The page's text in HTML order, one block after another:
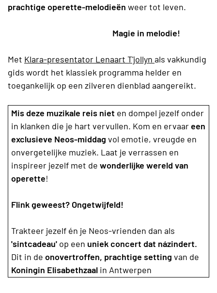
prachtige operette-melodieën weer tot leven.
Magie in melodie!
Met Klara-presentator Lenaart T'jollyn als vakkundig
gids wordt het klassiek programma helder en
toegankelijk op een zilveren dienblad aangereikt.
Mis deze muzikale reis niet en dompel jezelf onder
in klanken die je hart vervullen. Kom en ervaar een
exclusieve Neos-middag vol emotie, vreugde en
onvergetelijke muziek. Laat je verrassen en
inspireer jezelf met de wonderlijke wereld van
operette!
Flink geweest? Ongetwijfeld!
Trakteer jezelf én je Neos-vrienden dan als
'sintcadeau' op een uniek concert dat názindert.
Dit in de onovertroffen, prachtige setting van de
Koningin Elisabethzaal in Antwerpen